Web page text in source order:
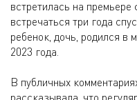
встретилась на
встречаться три года
ребенок, дочь, родился в
2023 года.
В публичных
рассказывала, что